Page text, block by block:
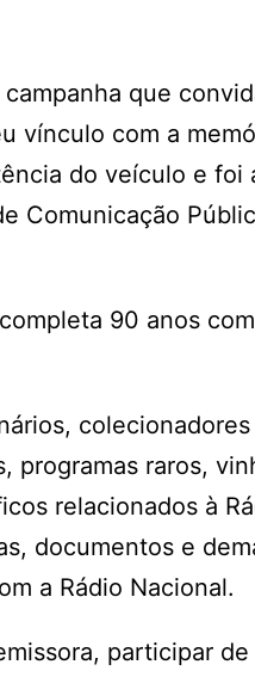
que
vínculo com a
do veículo e foi
Comunicação
90 anos
programas raros,
relacionados à
documentos e
a Rádio Nacional.
participar